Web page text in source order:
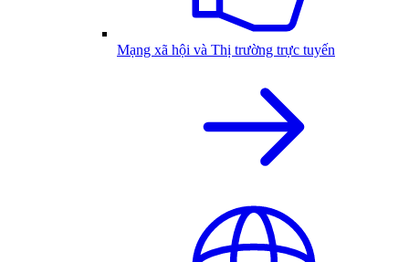
Mạng xã hội và Thị trường trực tuyến